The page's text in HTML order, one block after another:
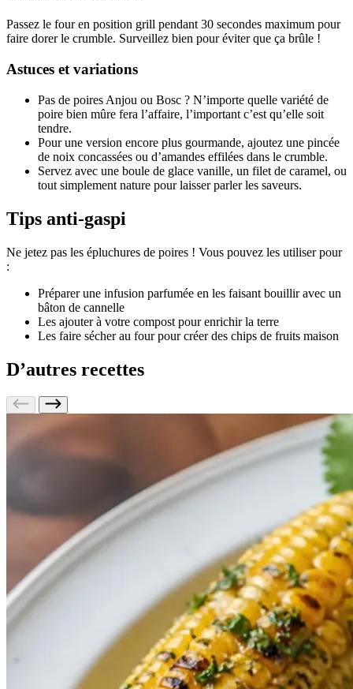
Passez le four en position grill pendant 30 secondes maximum pour
faire dorer le crumble. Surveillez bien pour éviter que ça brûle !
Astuces et variations
Pas de poires Anjou ou Bosc ? N’importe quelle variété de
poire bien mûre fera l’affaire, l’important c’est qu’elle soit
tendre.
Pour une version encore plus gourmande, ajoutez une pincée
de noix concassées ou d’amandes effilées dans le crumble.
Servez avec une boule de glace vanille, un filet de caramel, ou
tout simplement nature pour laisser parler les saveurs.
Tips anti-gaspi
Ne jetez pas les épluchures de poires ! Vous pouvez les utiliser pour
:
Préparer une infusion parfumée en les faisant bouillir avec un
bâton de cannelle
Les ajouter à votre compost pour enrichir la terre
Les faire sécher au four pour créer des chips de fruits maison
D’autres recettes